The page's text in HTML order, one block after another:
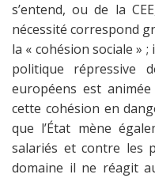
s’entend, ou de la
nécessité correspond
la « cohésion sociale »
politique répressive
européens est
cette cohésion en
que l’État mène
salariés et contre les
domaine il ne réagit